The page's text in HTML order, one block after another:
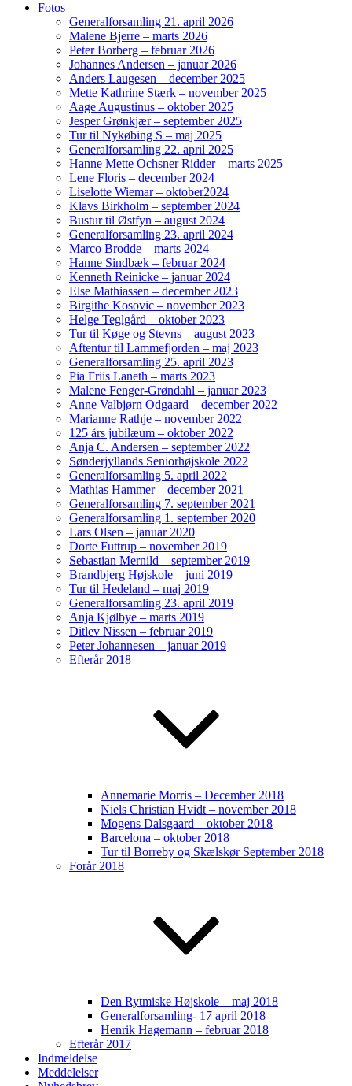
Fotos
Generalforsamling 21. april 2026
Malene Bjerre – marts 2026
Peter Borberg – februar 2026
Johannes Andersen – januar 2026
Anders Laugesen – december 2025
Mette Kathrine Stærk – november 2025
Aage Augustinus – oktober 2025
Jesper Grønkjær – september 2025
Tur til Nykøbing S – maj 2025
Generalforsamling 22. april 2025
Hanne Mette Ochsner Ridder – marts 2025
Lene Floris – december 2024
Liselotte Wiemar – oktober2024
Klavs Birkholm – september 2024
Bustur til Østfyn – august 2024
Generalforsamling 23. april 2024
Marco Brodde – marts 2024
Hanne Sindbæk – februar 2024
Kenneth Reinicke – januar 2024
Else Mathiassen – december 2023
Birgithe Kosovic – november 2023
Helge Teglgård – oktober 2023
Tur til Køge og Stevns – august 2023
Aftentur til Lammefjorden – maj 2023
Generalforsamling 25. april 2023
Pia Friis Laneth – marts 2023
Malene Fenger-Grøndahl – januar 2023
Anne Valbjørn Odgaard – december 2022
Marianne Rathje – november 2022
125 års jubilæum – oktober 2022
Anja C. Andersen – september 2022
Sønderjyllands Seniorhøjskole 2022
Generalforsamling 5. april 2022
Mathias Hammer – december 2021
Generalforsamling 7. september 2021
Generalforsamling 1. september 2020
Lars Olsen – januar 2020
Dorte Futtrup – november 2019
Sebastian Mernild – september 2019
Brandbjerg Højskole – juni 2019
Tur til Hedeland – maj 2019
Generalforsamling 23. april 2019
Anja Kjølbye – marts 2019
Ditlev Nissen – februar 2019
Peter Johannesen – januar 2019
Efterår 2018
Annemarie Morris – December 2018
Niels Christian Hvidt – november 2018
Mogens Dalsgaard – oktober 2018
Barcelona – oktober 2018
Tur til Borreby og Skælskør September 2018
Forår 2018
Den Rytmiske Højskole – maj 2018
Generalforsamling- 17 april 2018
Henrik Hagemann – februar 2018
Efterår 2017
Indmeldelse
Meddelelser